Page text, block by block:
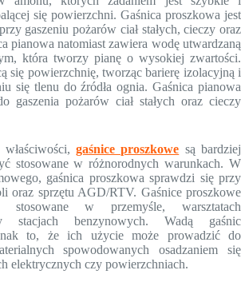
się powierzchni. Gaśnica proszkowa jest
gaszeniu pożarów ciał stałych, cieczy oraz
pianowa natomiast zawiera wodę utwardzaną
która tworzy pianę o wysokiej zwartości.
się powierzchnię, tworząc barierę izolacyjną i
się tlenu do źródła ognia. Gaśnica pianowa
gaszenia pożarów ciał stałych oraz cieczy
gaśnice proszkowe są bardziej
stosowane w różnorodnych warunkach. W
gaśnica proszkowa sprawdzi się przy
oraz sprzętu AGD/RTV. Gaśnice proszkowe
w przemyśle, warsztatach
stacjach benzynowych. Wadą gaśnic
to, że ich użycie może prowadzić do
spowodowanych osadzaniem się
elektrycznych czy powierzchniach.